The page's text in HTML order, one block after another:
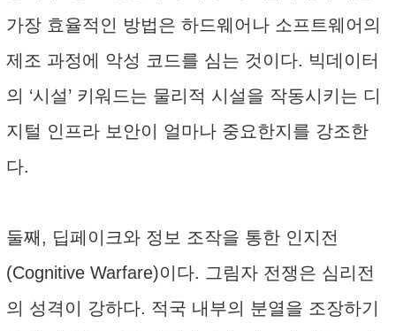
가장 효율적인 방법은 하드웨어나 소프트웨어의
제조 과정에 악성 코드를 심는 것이다. 빅데이터
의 ‘시설’ 키워드는 물리적 시설을 작동시키는 디
지털 인프라 보안이 얼마나 중요한지를 강조한
다.
둘째, 딥페이크와 정보 조작을 통한 인지전
(Cognitive Warfare)이다. 그림자 전쟁은 심리전
의 성격이 강하다. 적국 내부의 분열을 조장하기